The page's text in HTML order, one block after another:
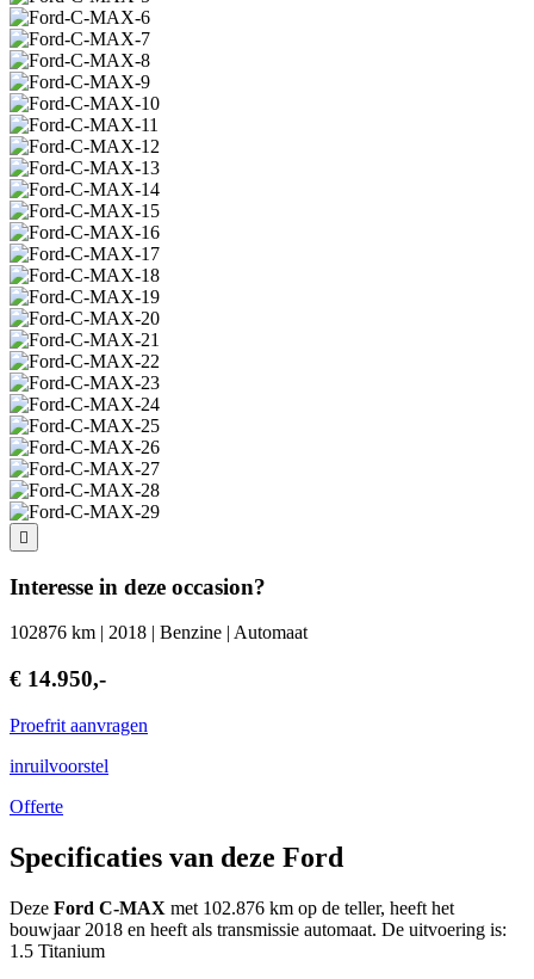
Interesse in deze occasion?
102876 km | 2018 | Benzine | Automaat
€ 14.950,-
Proefrit aanvragen
inruilvoorstel
Offerte
Specificaties van deze Ford
Deze Ford C-MAX met 102.876 km op de teller, heeft het
bouwjaar 2018 en heeft als transmissie automaat. De uitvoering is:
1.5 Titanium